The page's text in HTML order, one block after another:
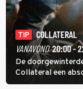
TIP
COLLATERAL
VANAVOND 20:00 -
De
Collateral een
Cruise) heeft hem